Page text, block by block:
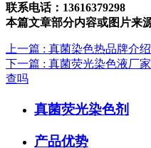
联系电话：13616379298
本篇文章部分内容或图片来
上一篇 : 真菌染色热品牌介
下一篇 : 真菌荧光染色液厂
查吗
真菌荧光染色剂
产品优势